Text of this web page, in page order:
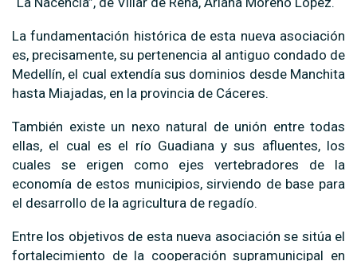
La fundamentación histórica de esta nueva asociación
es, precisamente, su pertenencia al antiguo condado de
Medellín, el cual extendía sus dominios desde Manchita
hasta Miajadas, en la provincia de Cáceres.
También existe un nexo natural de unión entre todas
ellas, el cual es el río Guadiana y sus afluentes, los
cuales se erigen como ejes vertebradores de la
economía de estos municipios, sirviendo de base para
el desarrollo de la agricultura de regadío.
Entre los objetivos de esta nueva asociación se sitúa el
fortalecimiento de la cooperación supramunicipal en